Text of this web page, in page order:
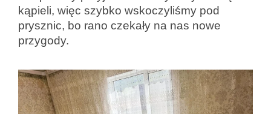
kąpieli, więc szybko wskoczyliśmy pod
prysznic, bo rano czekały na nas nowe
przygody.